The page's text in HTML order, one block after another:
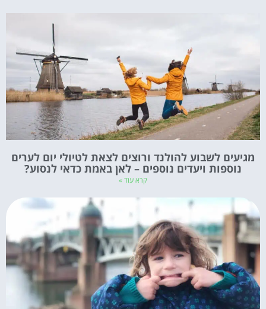
מגיעים לשבוע להולנד ורוצים לצאת לטיולי יום לערים
נוספות ויעדים נוספים – לאן באמת כדאי לנסוע?
קרא עוד »